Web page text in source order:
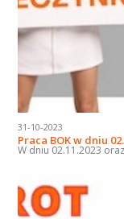
31-10-2023
Praca BOK w dniu
W dniu 02.11.2023